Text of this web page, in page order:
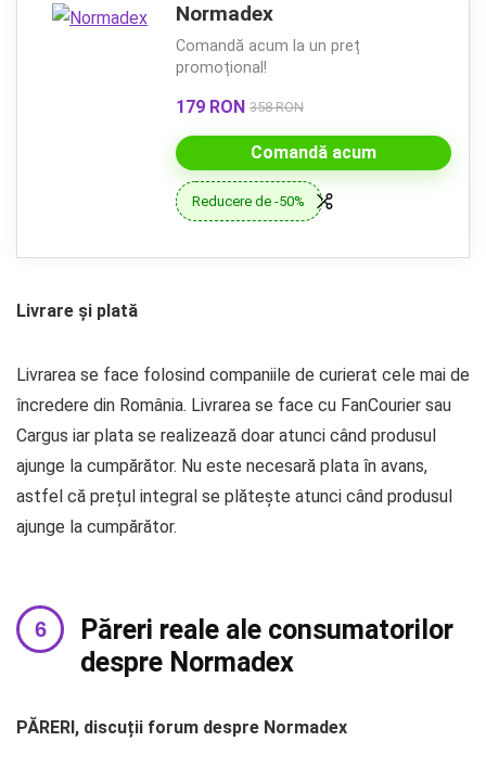
Normadex
Comandă acum la un preț
promoțional!
179 RON 358 RON
Comandă acum
Reducere de -50%
Livrare și plată
Livrarea se face folosind companiile de curierat cele mai de
încredere din România. Livrarea se face cu FanCourier sau
Cargus iar plata se realizează doar atunci când produsul
ajunge la cumpărător. Nu este necesară plata în avans,
astfel că prețul integral se plătește atunci când produsul
ajunge la cumpărător.
Păreri reale ale consumatorilor
despre Normadex
PĂRERI, discuții forum despre Normadex